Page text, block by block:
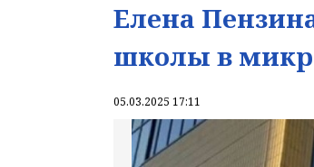
Елена
школы в
05.03.2025 17:11